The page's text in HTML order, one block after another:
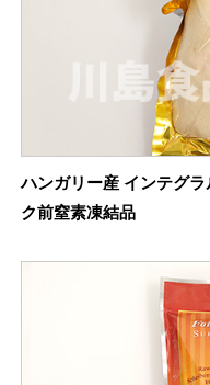
ハンガリー産 インテグ
ク前窒素凍結品